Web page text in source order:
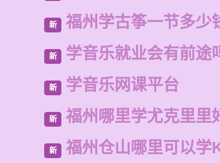
新 福州学古筝一节多少
新 学音乐就业会有前途
新 学音乐网课平台
新 福州哪里学尤克里里
新 福州仓山哪里可以学